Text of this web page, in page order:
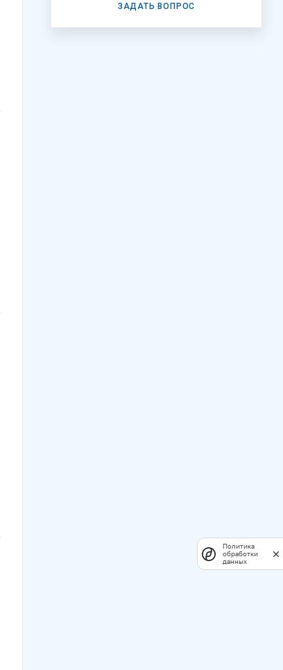
ЗАДАТЬ ВОПРОС
Политика
обработки
данных